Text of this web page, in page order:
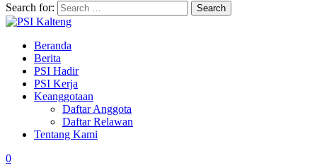
Search for:
Beranda
Berita
PSI Hadir
PSI Kerja
Keanggotaan
Daftar Anggota
Daftar Relawan
Tentang Kami
0